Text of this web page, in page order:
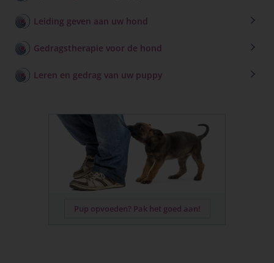
Leiding geven aan uw hond
Gedragstherapie voor de hond
Leren en gedrag van uw puppy
Pup opvoeden? Pak het goed aan!